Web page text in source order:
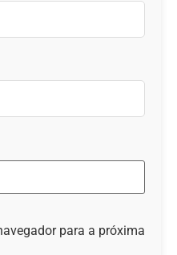
para a próxima